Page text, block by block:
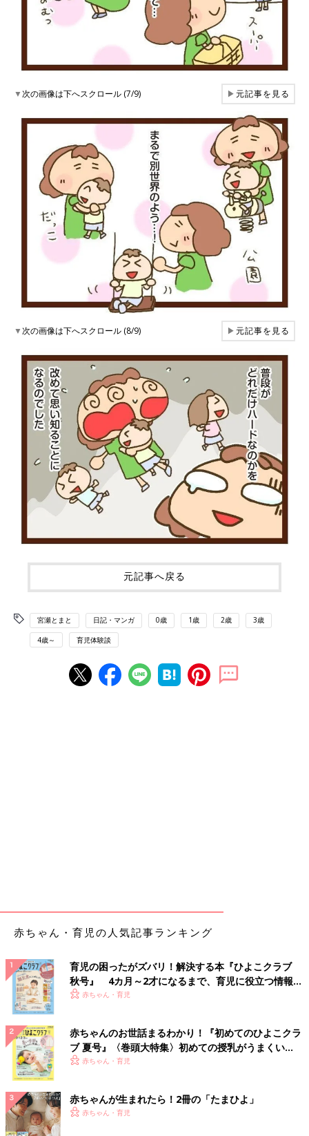
▼次の画像は下へスクロール (7/9) ▶元記事を見る
▼次の画像は下へスクロール (8/9) ▶元記事を見る
元記事へ戻る
宮瀬とまと 日記・マンガ 0歳 1歳 2歳 3歳
4歳～ 育児体験談
赤ちゃん・育児の人気記事ランキング
育児の困ったがズバリ！解決する本『ひよこクラブ
秋号』 4カ月～2才になるまで、育児に役立つ情報が
いっぱい！
赤ちゃん・育児
赤ちゃんのお世話まるわかり！『初めてのひよこクラ
ブ 夏号』〈巻頭大特集〉初めての授乳がうまくい
く！ おっぱい・ミルクの基本と夏のトラブル 解決テ
赤ちゃん・育児
赤ちゃんが生まれたら！2冊の「たまひよ」
赤ちゃん・育児